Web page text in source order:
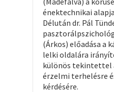
énektechnikai
Délután dr. Pál
(Árkos) előadása a
lelki oldalára
különös tekintettel
érzelmi terhelésre
kérdésére.